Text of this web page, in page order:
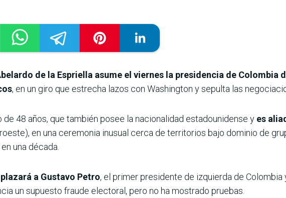
de la Espriella asume el viernes la presidencia de Colombia
, en un giro que estrecha lazos con Washington y sepulta las
de 48 años, que también posee la nacionalidad estadounidense y es
en una ceremonia inusual cerca de territorios bajo dominio de
una década.
a Gustavo Petro, el primer presidente de izquierda de
un supuesto fraude electoral, pero no ha mostrado pruebas.